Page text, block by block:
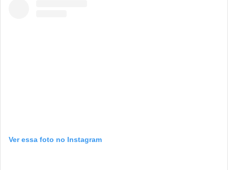
Ver essa foto no Instagram